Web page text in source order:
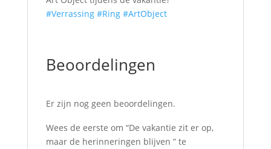
#Verrassing #Ring #ArtObject
Beoordelingen
Er zijn nog geen beoordelingen.
Wees de eerste om “De vakantie zit er op,
maar de herinneringen blijven ” te